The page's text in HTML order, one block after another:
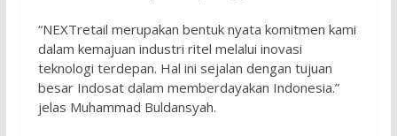
“NEXTretail merupakan bentuk nyata komitmen kami
dalam kemajuan industri ritel melalui inovasi
teknologi terdepan. Hal ini sejalan dengan tujuan
besar Indosat dalam memberdayakan Indonesia.”
jelas Muhammad Buldansyah.